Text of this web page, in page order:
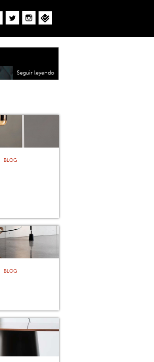
Seguir leyendo
BLOG
BLOG